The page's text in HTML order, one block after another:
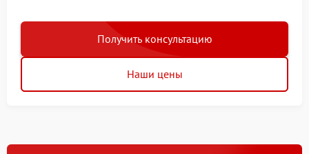
Получить консультацию
Наши цены